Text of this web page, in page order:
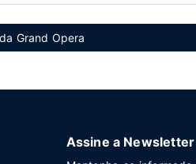
Grand Opera
Assine a Newsletter